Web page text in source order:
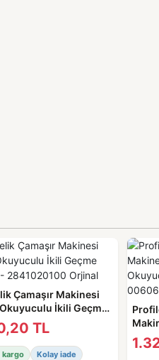
Çamaşır Makinesi
İkili Geçme
- 2841020100 Orjinal
TL
kargo Kolay iade